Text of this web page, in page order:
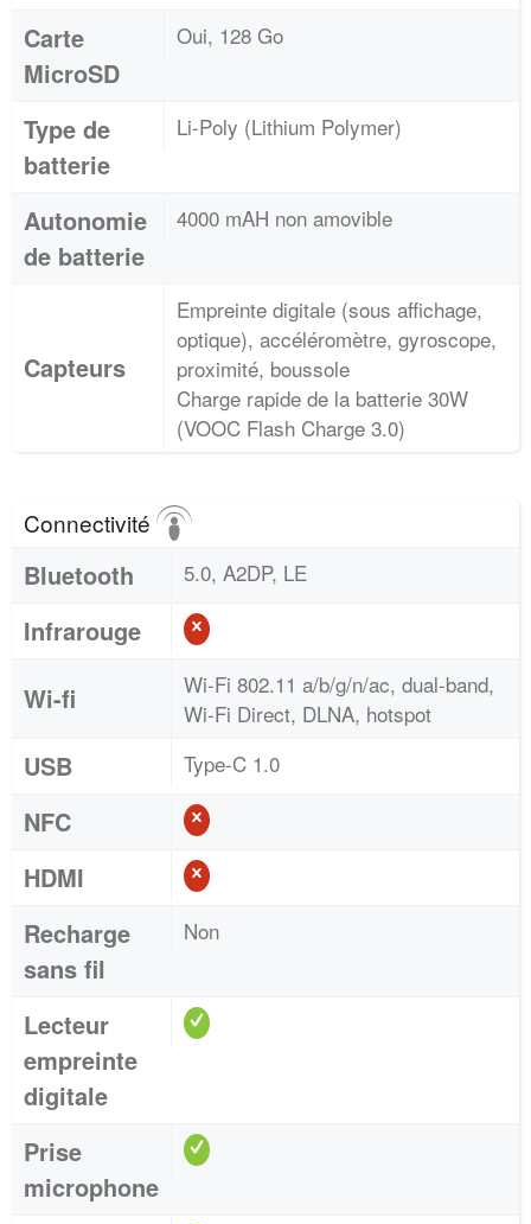
Carte
MicroSD
Oui, 128 Go
Type de
batterie
Li-Poly (Lithium Polymer)
Autonomie
de batterie
4000 mAH non amovible
Capteurs
Empreinte digitale (sous affichage,
optique), accéléromètre, gyroscope,
proximité, boussole
Charge rapide de la batterie 30W
(VOOC Flash Charge 3.0)
Connectivité
Bluetooth 5.0, A2DP, LE
Infrarouge
Wi-fi
Wi-Fi 802.11 a/b/g/n/ac, dual-band,
Wi-Fi Direct, DLNA, hotspot
USB Type-C 1.0
NFC
HDMI
Recharge
sans fil
Non
Lecteur
empreinte
digitale
Prise
microphone